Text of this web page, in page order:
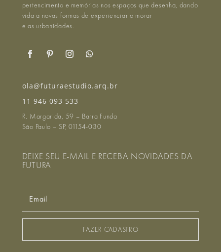
pertencimento e memórias nos espaços que desenha, dando
vida a novas formas de experienciar o morar
e as urbanidades.
ola@futuraestudio.arq.br
11 946 093 533
R. Margarida, 59 – Barra Funda
São Paulo – SP, 01154-030
DEIXE SEU E-MAIL E RECEBA NOVIDADES DA
FUTURA
FAZER CADASTRO